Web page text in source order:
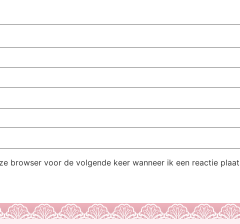
browser voor de volgende keer wanneer ik een reactie